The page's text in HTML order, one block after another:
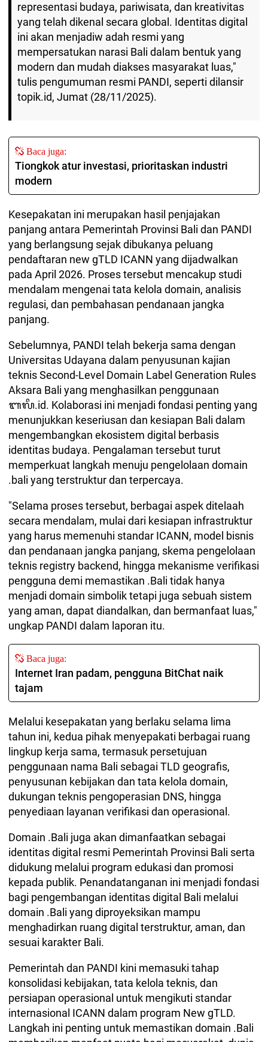
representasi budaya, pariwisata, dan kreativitas
yang telah dikenal secara global. Identitas digital
ini akan menjadiw adah resmi yang
mempersatukan narasi Bali dalam bentuk yang
modern dan mudah diakses masyarakat luas,"
tulis pengumuman resmi PANDI, seperti dilansir
topik.id, Jumat (28/11/2025).
Baca juga:
Tiongkok atur investasi, prioritaskan industri
modern
Kesepakatan ini merupakan hasil penjajakan
panjang antara Pemerintah Provinsi Bali dan PANDI
yang berlangsung sejak dibukanya peluang
pendaftaran new gTLD ICANN yang dijadwalkan
pada April 2026. Proses tersebut mencakup studi
mendalam mengenai tata kelola domain, analisis
regulasi, dan pembahasan pendanaan jangka
panjang.
Sebelumnya, PANDI telah bekerja sama dengan
Universitas Udayana dalam penyusunan kajian
teknis Second-Level Domain Label Generation Rules
Aksara Bali yang menghasilkan penggunaan
ᬩᬮᬶ.id. Kolaborasi ini menjadi fondasi penting yang
menunjukkan keseriusan dan kesiapan Bali dalam
mengembangkan ekosistem digital berbasis
identitas budaya. Pengalaman tersebut turut
memperkuat langkah menuju pengelolaan domain
.bali yang terstruktur dan terpercaya.
"Selama proses tersebut, berbagai aspek ditelaah
secara mendalam, mulai dari kesiapan infrastruktur
yang harus memenuhi standar ICANN, model bisnis
dan pendanaan jangka panjang, skema pengelolaan
teknis registry backend, hingga mekanisme verifikasi
pengguna demi memastikan .Bali tidak hanya
menjadi domain simbolik tetapi juga sebuah sistem
yang aman, dapat diandalkan, dan bermanfaat luas,"
ungkap PANDI dalam laporan itu.
Baca juga:
Internet Iran padam, pengguna BitChat naik
tajam
Melalui kesepakatan yang berlaku selama lima
tahun ini, kedua pihak menyepakati berbagai ruang
lingkup kerja sama, termasuk persetujuan
penggunaan nama Bali sebagai TLD geografis,
penyusunan kebijakan dan tata kelola domain,
dukungan teknis pengoperasian DNS, hingga
penyediaan layanan verifikasi dan operasional.
Domain .Bali juga akan dimanfaatkan sebagai
identitas digital resmi Pemerintah Provinsi Bali serta
didukung melalui program edukasi dan promosi
kepada publik. Penandatanganan ini menjadi fondasi
bagi pengembangan identitas digital Bali melalui
domain .Bali yang diproyeksikan mampu
menghadirkan ruang digital terstruktur, aman, dan
sesuai karakter Bali.
Pemerintah dan PANDI kini memasuki tahap
konsolidasi kebijakan, tata kelola teknis, dan
persiapan operasional untuk mengikuti standar
internasional ICANN dalam program New gTLD.
Langkah ini penting untuk memastikan domain .Bali